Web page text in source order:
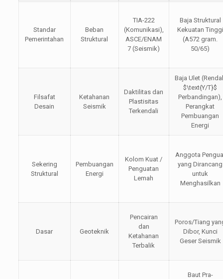
Standar
Pemerintahan
Beban
Struktural
TIA-222
(Komunikasi),
ASCE/ENAM
7 (Seismik)
Baja Struktural
Kekuatan Tinggi
(A572 gram.
50/65)
Filsafat
Desain
Ketahanan
Seismik
Daktilitas dan
Plastisitas
Terkendali
Baja Ulet
$\text{Y/T}$
Perbandingan),
Perangkat
Pembuangan
Energi
Sekering
Struktural
Pembuangan
Energi
Kolom Kuat /
Penguatan
Lemah
Anggota
yang Dirancang
untuk
Menghasilkan
Dasar Geoteknik
Pencairan
dan
Ketahanan
Terbalik
Poros/Tiang
Dibor, Kunci
Geser Seismik
Baut Pra-